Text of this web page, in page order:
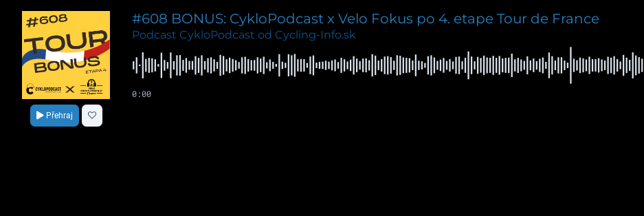
Přehraj
#608 BONUS: CykloPodcast x Velo Fokus po 4. etape Tour de France
Podcast CykloPodcast od Cycling-Info.sk
0:00